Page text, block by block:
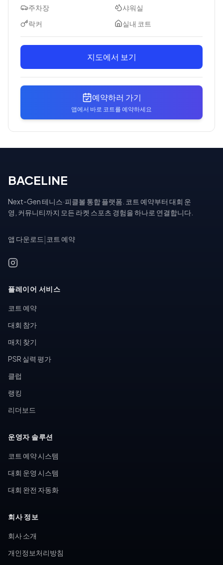
주차장
샤워실
락커
실내 코트
지도에서 보기
예약하러 가기
앱에서 바로 코트를 예약하세요
BACELINE
Next-Gen 테니스·피클볼 통합 플랫폼. 코트 예약부터 대회 운
영, 커뮤니티까지 모든 라켓 스포츠 경험을 하나로 연결합니다.
앱 다운로드 코트 예약
플레이어 서비스
코트 예약
대회 참가
매치 찾기
PSR 실력 평가
클럽
랭킹
리더보드
운영자 솔루션
코트 예약 시스템
대회 운영 시스템
대회 완전 자동화
회사 정보
회사 소개
개인정보처리방침